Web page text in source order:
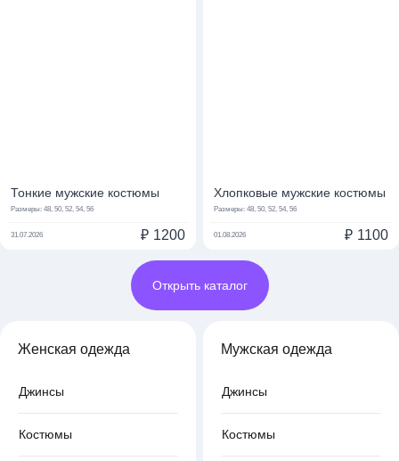
Тонкие мужские костюмы
Размеры: 48, 50, 52, 54, 56
31.07.2026 ₽ 1200
Хлопковые мужские костюмы
Размеры: 48, 50, 52, 54, 56
01.08.2026 ₽ 1100
Открыть каталог
Женская одежда
Джинсы
Костюмы
Мужская одежда
Джинсы
Костюмы